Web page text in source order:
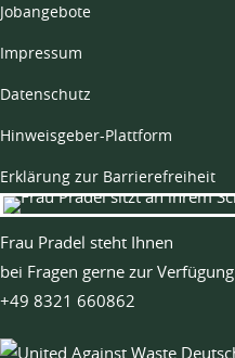
Jobangebote
Impressum
Datenschutz
Hinweisgeber-Plattform
Erklärung zur Barrierefreiheit
Frau Pradel steht Ihnen
bei Fragen gerne zur Verfügung
+49 8321 660862